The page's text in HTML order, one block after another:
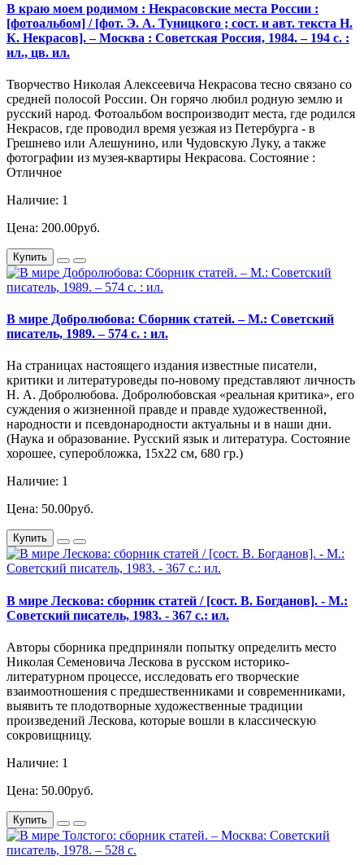
В краю моем родимом : Некрасовские места России :
[фотоальбом] / [фот. Э. А. Туницкого ; сост. и авт. текста Н.
К. Некрасов]. – Москва : Советская Россия, 1984. – 194 с. :
ил., цв. ил.
Творчество Николая Алексеевича Некрасова тесно связано со
средней полосой России. Он горячо любил родную землю и
русский народ. Фотоальбом воспроизводит места, где родился
Некрасов, где проводил время уезжая из Петербурга - в
Грешнево или Алешунино, или Чудовскую Луку, а также
фотографии из музея-квартиры Некрасова. Состояние :
Отличное
Наличие: 1
Цена: 200.00руб.
Купить
В мире Добролюбова: Сборник статей. – М.: Советский
писатель, 1989. – 574 с. : ил.
На страницах настоящего издания известные писатели,
критики и литературоведы по-новому представляют личность
Н. А. Добролюбова. Добролюбовская «реальная критика», его
суждения о жизненной правде и правде художественной,
народности и псевдонародности актуальны и в наши дни.
(Наука и образование. Русский язык и литература. Состояние
хорошее, суперобложка, 15х22 см, 680 гр.)
Наличие: 1
Цена: 50.00руб.
Купить
В мире Лескова: сборник статей / [сост. В. Богданов]. - М.:
Советский писатель, 1983. - 367 с.: ил.
Авторы сборника предприняли попытку определить место
Николая Семеновича Лескова в русском историко-
литературном процессе, исследовать его творческие
взаимоотношения с предшественниками и современниками,
выявить те плодотворные художественные традиции
произведений Лескова, которые вошли в классическую
сокровищницу.
Наличие: 1
Цена: 50.00руб.
Купить